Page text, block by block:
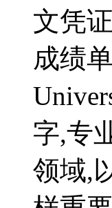
文凭
成绩
字,专
领域,